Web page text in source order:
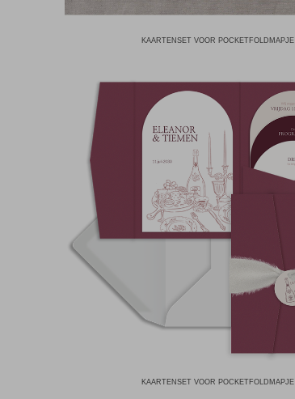
KAARTENSET VOOR POCKETFOLDMAPJE
KAARTENSET VOOR POCKETFOLDMAPJE